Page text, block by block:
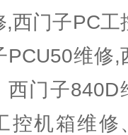
西门子PC
PCU50维修
西门子
控机箱维修